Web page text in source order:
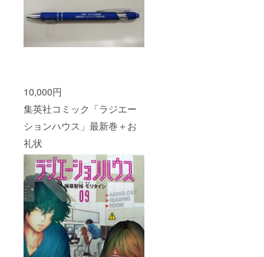
10,000円
集英社コミック「ラジエー
ションハウス」最新巻＋お
礼状